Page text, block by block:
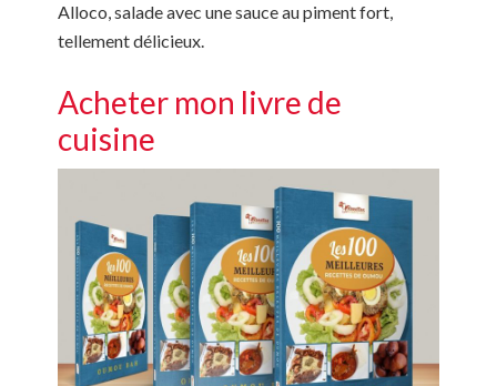
Alloco, salade avec une sauce au piment fort,
tellement délicieux.
Acheter mon livre de
cuisine